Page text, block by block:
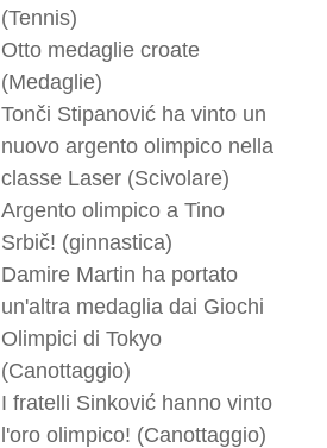
(Tennis)
Otto medaglie croate
(Medaglie)
Tonči Stipanović ha vinto un
nuovo argento olimpico nella
classe Laser (Scivolare)
Argento olimpico a Tino
Srbič! (ginnastica)
Damire Martin ha portato
un'altra medaglia dai Giochi
Olimpici di Tokyo
(Canottaggio)
I fratelli Sinković hanno vinto
l'oro olimpico! (Canottaggio)